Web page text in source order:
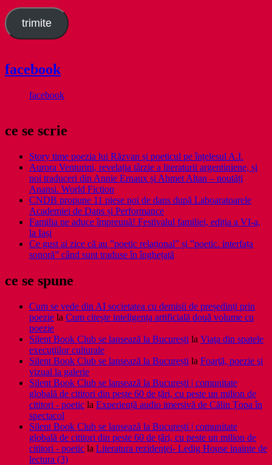
trimite
facebook
facebook
ce se scrie
Story time poezia lui Răzvan și poeticul pe înțelesul A.I.
Aurora Venturini, revelația târzie a literaturii argentiniene, și
noi traduceri din Annie Ernaux și Ahmet Altan – noutăți
Anansi. World Fiction
CNDB propune 11 piese noi de dans după Laboaratoarele
Academiei de Dans și Performance
Familia ne aduce împreună! Festivalul familiei, ediția a VI-a,
la Iași
Ce gust ai zice că au ”poetic relațional” și ”poetic. interfața
sonoră” când sunt traduse în înghețată
ce se spune
Cum se vede din AI societatea cu demisii de președinți prin
poezie la Cum citește inteligența artificială două volume cu
poezie
Silent Book Club se lansează la București la Viaţa din spatele
execuţiilor culturale
Silent Book Club se lansează la București la Foarţă, poezie şi
vizual la galerie
Silent Book Club se lansează la București | comunitate
globală de cititori din peste 60 de țări, cu peste un milion de
cititori - poetic la Experiență audio imersivă de Călin Țopa în
spectacol
Silent Book Club se lansează la București | comunitate
globală de cititori din peste 60 de țări, cu peste un milion de
cititori - poetic la Literatura rezidenţei- Ledig House inainte de
lectura (3)